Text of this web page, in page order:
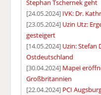
Stephan Tschernek geht
[24.05.2024] IVK: Dr.
[23.05.2024] Uzin Utz:
gesteigert
[14.05.2024] Uzin: Stefan
Ostdeutschland
[30.04.2024] Mapei
Großbritannien
[22.04.2024] PCI